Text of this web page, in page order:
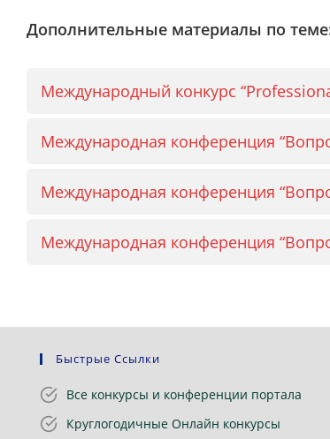
Дополнительные материалы по
Международный конкурс
Международная конференция
Международная конференция
Международная конференция
Быстрые Ссылки
Все конкурсы и конференции портала
Круглогодичные Онлайн конкурсы